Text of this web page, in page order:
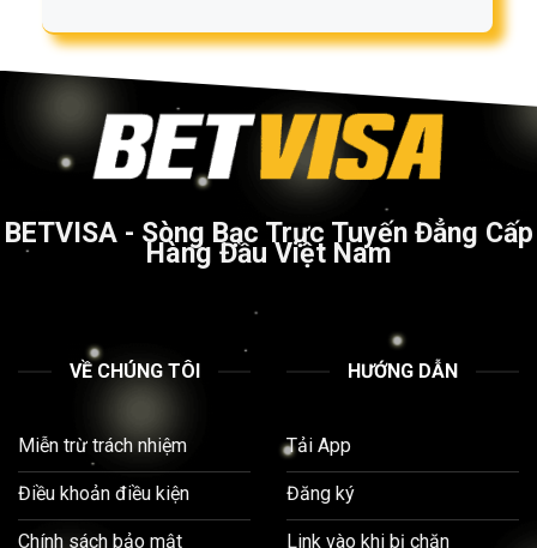
BETVISA - Sòng Bạc Trực Tuyến Đẳng Cấp
Hàng Đầu Việt Nam
VỀ CHÚNG TÔI
Miễn trừ trách nhiệm
Điều khoản điều kiện
Chính sách bảo mật
HƯỚNG DẪN
Tải App
Đăng ký
Link vào khi bị chặn